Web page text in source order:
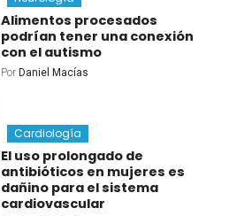
Alimentos procesados
podrían tener una conexión
con el autismo
Por Daniel Macías
Cardiología
El uso prolongado de
antibióticos en mujeres es
dañino para el sistema
cardiovascular